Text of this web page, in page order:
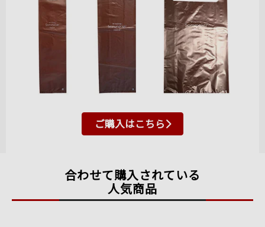
ご購入はこちら
合わせて購入されている
人気商品